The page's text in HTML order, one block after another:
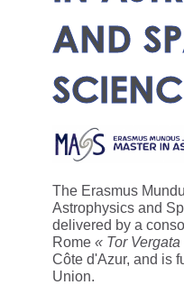
AND
The Erasmus
Astrophysics and
delivered by a
Rome « Tor Vergata
Côte d'Azur, and is
Union.